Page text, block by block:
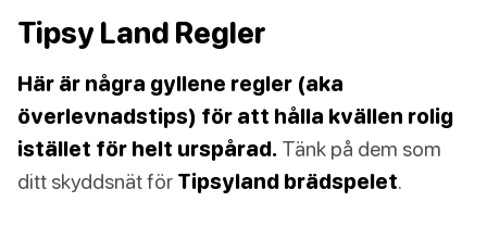
Tipsy Land Regler
Här är några gyllene regler (aka
överlevnadstips) för att hålla kvällen rolig
istället för helt urspårad. Tänk på dem som
ditt skyddsnät för Tipsyland brädspelet.